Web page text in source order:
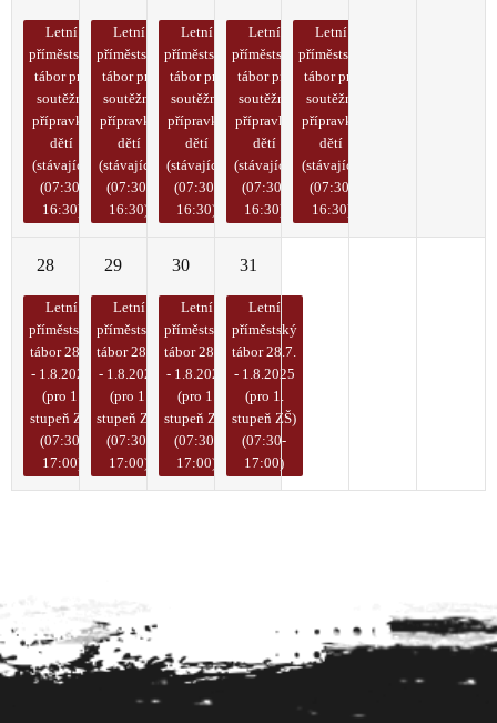
Letní
příměstský
tábor pro
soutěžní
přípravky
dětí
(stávající)
(07:30-
16:30)
Letní
příměstský
tábor pro
soutěžní
přípravky
dětí
(stávající)
(07:30-
16:30)
Letní
příměstský
tábor pro
soutěžní
přípravky
dětí
(stávající)
(07:30-
16:30)
Letní
příměstský
tábor pro
soutěžní
přípravky
dětí
(stávající)
(07:30-
16:30)
Letní
příměstský
tábor pro
soutěžní
přípravky
dětí
(stávající)
(07:30-
16:30)
28
Letní
příměstský
tábor 28.7.
- 1.8.2025
(pro 1.
stupeň ZŠ)
(07:30-
17:00)
29
Letní
příměstský
tábor 28.7.
- 1.8.2025
(pro 1.
stupeň ZŠ)
(07:30-
17:00)
30
Letní
příměstský
tábor 28.7.
- 1.8.2025
(pro 1.
stupeň ZŠ)
(07:30-
17:00)
31
Letní
příměstský
tábor 28.7.
- 1.8.2025
(pro 1.
stupeň ZŠ)
(07:30-
17:00)